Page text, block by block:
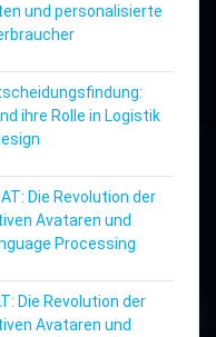
und personalisierte
ihre Rolle in Logistik
Die Revolution der
Avataren und
Processing
Die Revolution der
Avataren und